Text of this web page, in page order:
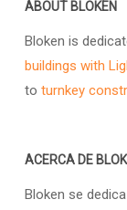
ABOUT BLOKEN
Bloken is
buildings with
to turnkey
ACERCA DE
Bloken se